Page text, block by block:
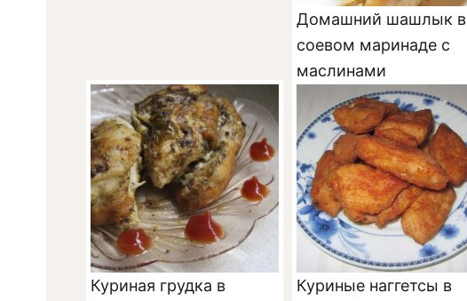
Домашний шашлык в
соевом маринаде с
маслинами
Куриная грудка в
Куриные наггетсы в